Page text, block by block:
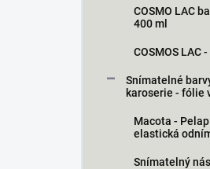
COSMO LAC
400 ml
COSMOS LAC
Snímatelné
karoserie - fólie
Macota -
elastická
Snímatelný